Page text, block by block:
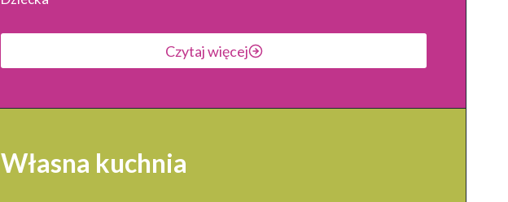
Czytaj więcej
Własna kuchnia